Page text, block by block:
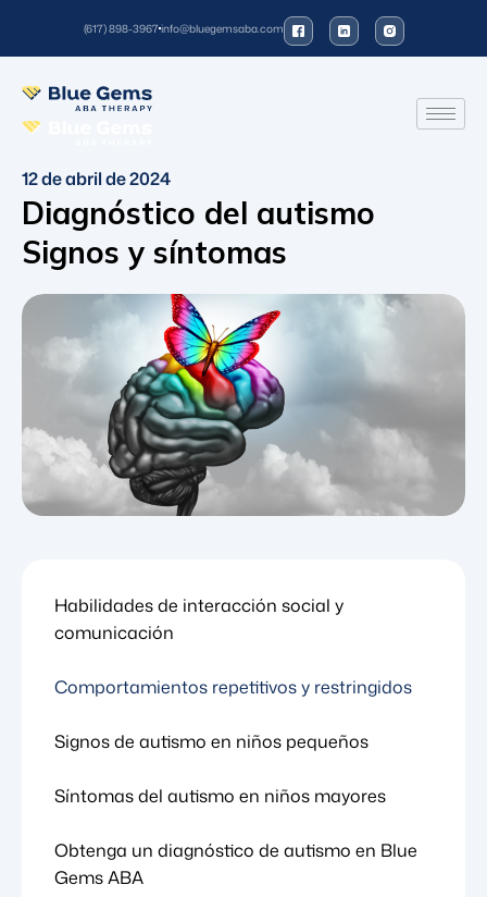
(617) 898-3967info@bluegemsaba.com
12 de abril de 2024
Diagnóstico del autismo
Signos y síntomas
Habilidades de interacción social y
comunicación
Comportamientos repetitivos y restringidos
Signos de autismo en niños pequeños
Síntomas del autismo en niños mayores
Obtenga un diagnóstico de autismo en Blue
Gems ABA